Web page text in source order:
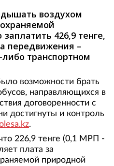
воздухом
426,9 тенге,
передвижения –
транспортном
возможности брать
направляющихся в
договоренности с
достигнуты и контроль
.
226,9 тенге (0,1 МРП -
плата за
природной